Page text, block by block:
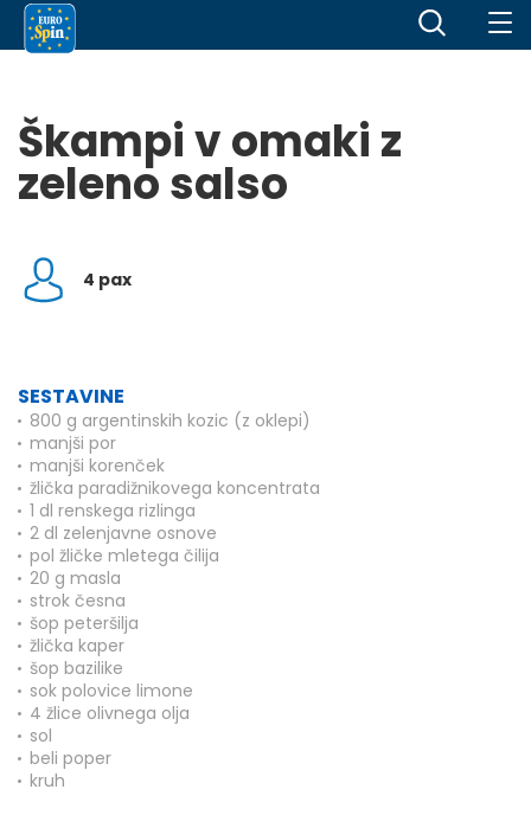
Škampi v omaki z
zeleno salso
4 pax
SESTAVINE
800 g argentinskih kozic (z oklepi)
manjši por
manjši korenček
žlička paradižnikovega koncentrata
1 dl renskega rizlinga
2 dl zelenjavne osnove
pol žličke mletega čilija
20 g masla
strok česna
šop peteršilja
žlička kaper
šop bazilike
sok polovice limone
4 žlice olivnega olja
sol
beli poper
kruh